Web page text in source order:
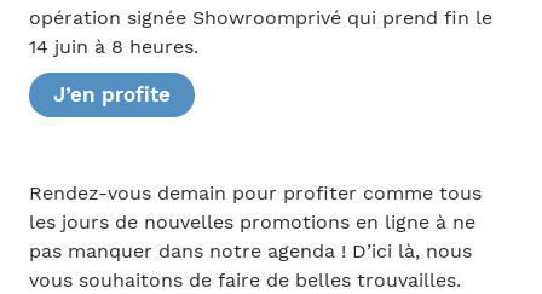
opération signée Showroomprivé qui prend fin le
14 juin à 8 heures.
J’en profite
Rendez-vous demain pour profiter comme tous
les jours de nouvelles promotions en ligne à ne
pas manquer dans notre agenda ! D’ici là, nous
vous souhaitons de faire de belles trouvailles.